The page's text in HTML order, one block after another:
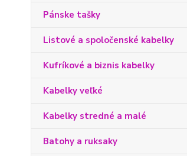
Pánske tašky
Listové a spoločenské kabelky
Kufríkové a biznis kabelky
Kabelky veľké
Kabelky stredné a malé
Batohy a ruksaky